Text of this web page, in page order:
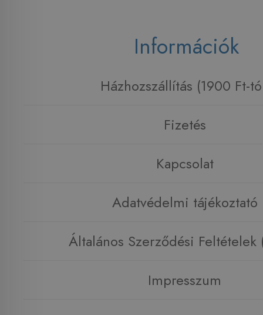
Információk
Házhozszállítás (1900 Ft-
Fizetés
Kapcsolat
Adatvédelmi tájékoztató
Általános Szerződési Feltételek
Impresszum